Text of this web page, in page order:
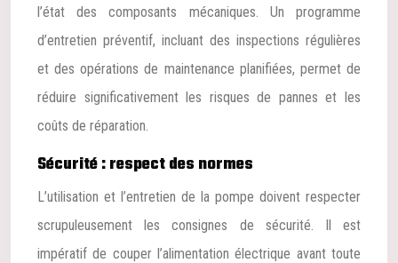
l’état des composants mécaniques. Un programme
d’entretien préventif, incluant des inspections régulières
et des opérations de maintenance planifiées, permet de
réduire significativement les risques de pannes et les
coûts de réparation.
Sécurité : respect des normes
L’utilisation et l’entretien de la pompe doivent respecter
scrupuleusement les consignes de sécurité. Il est
impératif de couper l’alimentation électrique avant toute